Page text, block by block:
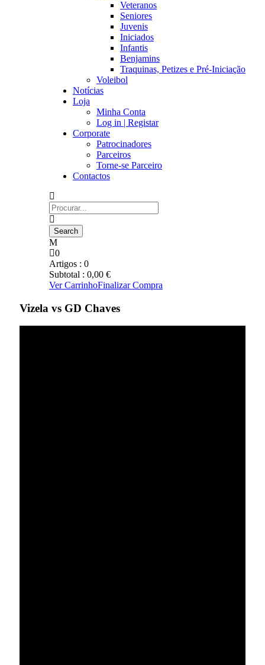
Veteranos
Seniores
Juvenis
Iniciados
Infantis
Benjamins
Traquinas, Petizes e Pré-Iniciação
Voleibol
Notícias
Loja
Minha Conta
Log in | Registar
Corporate
Patrocinadores
Parceiros
Torne-se Parceiro
Contactos
0
Artigos : 0
Subtotal : 0,00 €
Ver CarrinhoFinalizar Compra
Vizela vs GD Chaves